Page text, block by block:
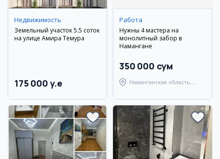
Недвижимость
Земельный участок 5.5 соток
на улице Амира Темура
175 000 y.e
Работа
Нужны 4 мастера на
монолитный забор в
Намангане
350 000 сум
Наманганская область,